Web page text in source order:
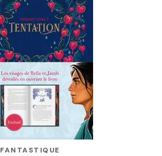
FANTASTIQUE